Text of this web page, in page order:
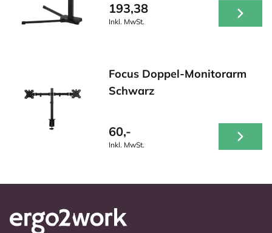
193,38
Inkl. MwSt.
Focus Doppel-Monitorarm
Schwarz
60,-
Inkl. MwSt.